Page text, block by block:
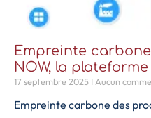
Empreinte
NOW, la
17 septembre 2025 Aucun
Empreinte carbone des